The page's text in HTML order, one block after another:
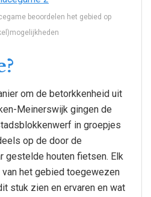
beoordelen het gebied op
om de betorkkenheid uit
Meinerswijk gingen de
in groepjes
op de door de
gestelde houten fietsen. Elk
het gebied toegewezen
stuk zien en ervaren en wat